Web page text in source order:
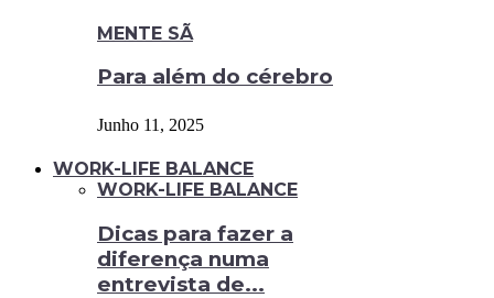
MENTE SÃ
Para além do cérebro
Junho 11, 2025
WORK-LIFE BALANCE
WORK-LIFE BALANCE
Dicas para fazer a
diferença numa
entrevista de...